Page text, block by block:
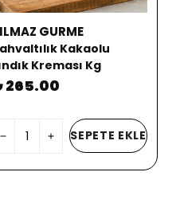
GURME
Kakaolu
Kreması Kg
265.00
SEPETE EKLE